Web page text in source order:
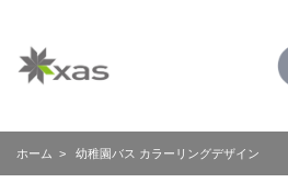
ホーム > 幼稚園バス カラーリングデザイン